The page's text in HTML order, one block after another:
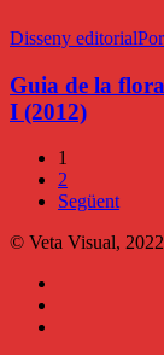
de
flora
ornamental
de
Universitat
Jaume
(2012)
Disseny editorial
Guia de la
I (2012)
1
2
Següent
© Veta Visual, 2022